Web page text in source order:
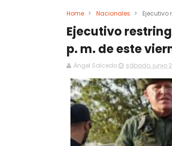
Home > Nacionales > Ejecutivo
Ejecutivo
p. m. de este
Ángel Salcedo sábado, junio